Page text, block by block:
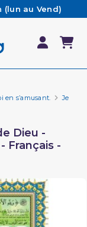
(lun au Vend)
même
FAQ
d'achat*
en s’amusant. Jeux
Dieu -
Français -